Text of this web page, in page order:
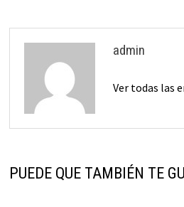
admin
Ver todas las
PUEDE QUE TAMBIÉN TE